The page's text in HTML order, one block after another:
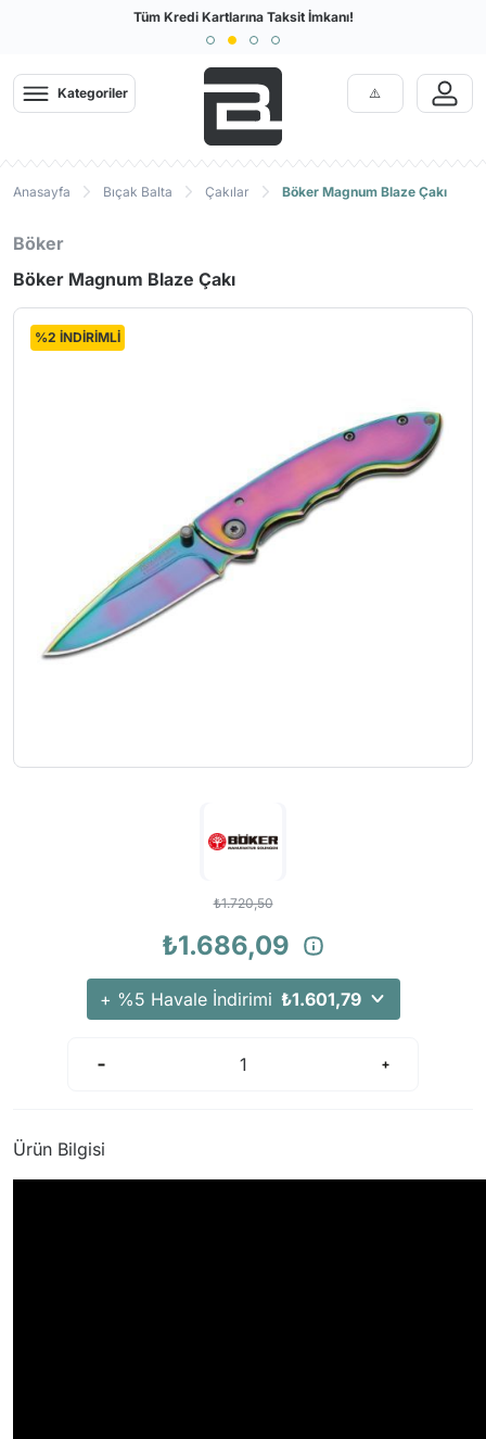
Türkiye'nin En Büyük Outdoor Sitesi
Tüm Kredi Kartlarına Taksit İmkanı!
Kategoriler
Anasayfa Bıçak Balta Çakılar Böker Magnum Blaze Çakı
Böker
Böker Magnum Blaze Çakı
%2 İNDİRİMLİ
₺1.720,50
₺1.686,09
+ %5 Havale İndirimi ₺1.601,79
Ürün Bilgisi